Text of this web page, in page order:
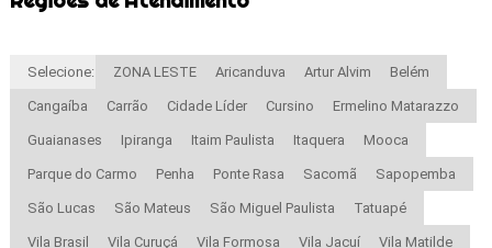
Selecione: ZONA LESTE Aricanduva Artur Alvim Belém
Cangaíba Carrão Cidade Líder Cursino Ermelino Matarazzo
Guaianases Ipiranga Itaim Paulista Itaquera Mooca
Parque do Carmo Penha Ponte Rasa Sacomã Sapopemba
São Lucas São Mateus São Miguel Paulista Tatuapé
Vila Brasil Vila Curuçá Vila Formosa Vila Jacuí Vila Matilde